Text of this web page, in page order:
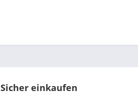
Sicher einkaufen